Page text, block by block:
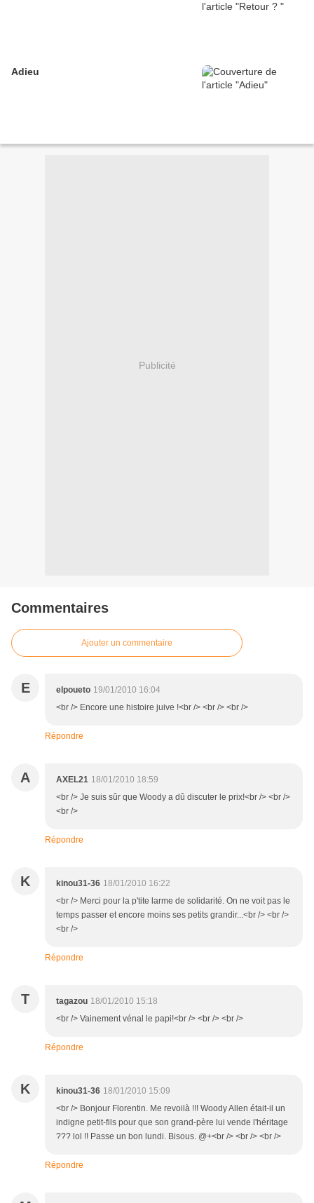
Adieu
Publicité
Commentaires
Ajouter un commentaire
E elpoueto 19/01/2010 16:04
<br /> Encore une histoire juive !<br /> <br /> <br />
Répondre
A AXEL21 18/01/2010 18:59
<br /> Je suis sûr que Woody a dû discuter le prix!<br /> <br />
<br />
Répondre
K kinou31-36 18/01/2010 16:22
<br /> Merci pour la p'tite larme de solidarité. On ne voit pas le
temps passer et encore moins ses petits grandir...<br /> <br />
<br />
Répondre
T tagazou 18/01/2010 15:18
<br /> Vainement vénal le papi!<br /> <br /> <br />
Répondre
K kinou31-36 18/01/2010 15:09
<br /> Bonjour Florentin. Me revoilà !!! Woody Allen était-il un
indigne petit-fils pour que son grand-père lui vende l'héritage
??? lol !! Passe un bon lundi. Bisous. @+<br /> <br /> <br />
Répondre